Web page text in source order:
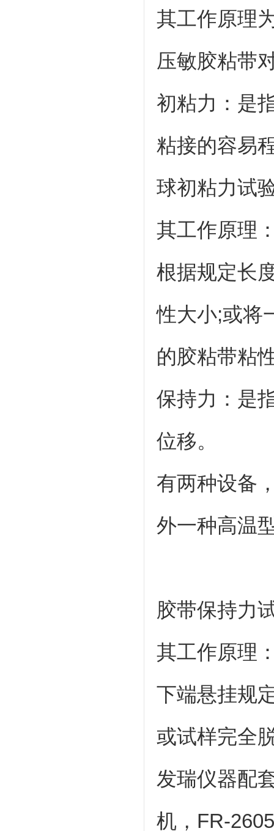
其工作原理
压敏胶粘带
初粘力：是
粘接的容易
球初粘力试
其工作原理
根据规定长
性大小;或将
的胶粘带粘
保持力：是
位移。
有两种设备
外一种高温
胶带保持力
其工作原理
下端悬挂规
或试样完全
发瑞仪器配
机，FR-